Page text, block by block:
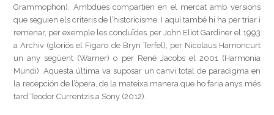
Grammophon). Ambdues compartien en el mercat amb versions
que seguien els criteris de l’historicisme. I aquí també hi ha per triar i
remenar, per exemple les conduïdes per John Eliot Gardiner el 1993
a Archiv (gloriós el Figaro de Bryn Terfel), per Nicolaus Harnoncurt
un any següent (Warner) o per René Jacobs el 2001 (Harmonia
Mundi). Aquesta última va suposar un canvi total de paradigma en
la recepción de l’òpera, de la mateixa manera que ho faria anys més
tard Teodor Currentzis a Sony (2012).